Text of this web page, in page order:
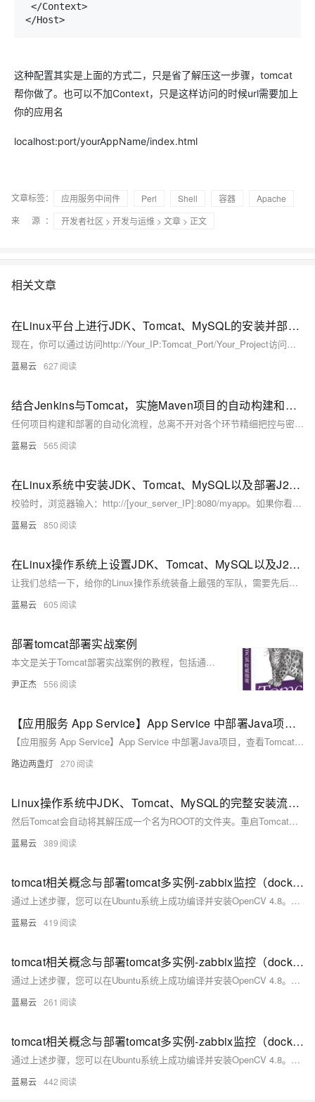
</Context>
</Host>
这种配置其实是上面的方式二，只是省了解压这一步骤，tomcat
帮你做了。也可以不加Context，只是这样访问的时候url需要加上
你的应用名
localhost:port/yourAppName/index.html
文章标签： 应用服务中间件 Perl Shell 容器
Apache
来 源：
开发者社区 > 开发与运维 > 文章 > 正文
相关文章
在Linux平台上进行JDK、Tomcat、MySQL的安装并部署后端项目
现在，你可以通过访问http://Your_IP:Tomcat_Port/Your_Project访问你的项目了。如果一切顺利，你将看到那绚烂的胜利之光照耀在你的项目之上！
蓝易云 627
结合Jenkins与Tomcat，实施Maven项目的自动构建和部署流程。
任何项目构建和部署的自动化流程，总离不开对各个环节精细把控与密切配合。涉及到源代码管理、构建工具、持续集成服务器以及最终的运行时环境的协调。通过上述简洁实用的步骤，可以实现Maven项目从源代码到运行状态的无缝过渡，进而提升软件开发的效率与质量。
蓝易云 565
在Linux系统中安装JDK、Tomcat、MySQL以及部署J2EE后端接口
校验时，浏览器输入：http://[your_server_IP]:8080/myapp。如果你看到你的应用的欢迎页面，恭喜你，一切都已就绪。
蓝易云 850
在Linux操作系统上设置JDK、Tomcat、MySQL以及J2EE后端接口的部署步骤
让我们总结一下，给你的Linux操作系统装备上最强的军队，需要先后装备好JDK的弓箭，布置好Tomcat的阵地，再把MySQL的物资原料准备好，最后部署好J2EE攻城车，那就准备好进军吧，你的Linux军团，无人可挡！
蓝易云 605
部署tomcat部署实战案例
本文是关于Tomcat部署实战案例的教程，包括通过yum和二进制方式部署Tomcat的详细步骤，以及如何监控Tomcat服务。
尹正杰 556
【应用服务 App Service】App Service 中部署Java项目，查看Tomcat配置及上传自定义版本
【应用服务 App Service】App Service 中部署Java项目，查看Tomcat配置及上传自定义版本
路边两盏灯 270
Linux操作系统中JDK、Tomcat、MySQL的完整安装流程以及J2EE后端接口的部署
然后Tomcat会自动将其解压成一个名为ROOT的文件夹。重启Tomcat，让新“植物”适应新环境。访问http://localhost:8080/yourproject看到你的项目页面，说明“植物”种植成功。
蓝易云 389
tomcat相关概念与部署tomcat多实例-zabbix监控（docker部署）
通过上述步骤，您可以在Ubuntu系统上成功编译并安装OpenCV 4.8。这种方法不仅使您能够定制OpenCV的功能，还可以优化性能以满足特定需求。确保按照每一步进行操作，以避免常见的编译问题。
蓝易云 419
tomcat相关概念与部署tomcat多实例-zabbix监控（docker部署）
通过上述步骤，您可以在Ubuntu系统上成功编译并安装OpenCV 4.8。这种方法不仅使您能够定制OpenCV的功能，还可以优化性能以满足特定需求。确保按照每一步进行操作，以避免常见的编译问题。
蓝易云 261
tomcat相关概念与部署tomcat多实例-zabbix监控（docker部署）
通过上述步骤，您可以在Ubuntu系统上成功编译并安装OpenCV 4.8。这种方法不仅使您能够定制OpenCV的功能，还可以优化性能以满足特定需求。确保按照每一步进行操作，以避免常见的编译问题。
蓝易云 442